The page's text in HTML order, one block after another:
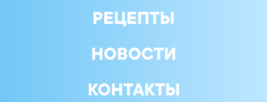
РЕЦЕПТЫ
НОВОСТИ
КОНТАКТЫ